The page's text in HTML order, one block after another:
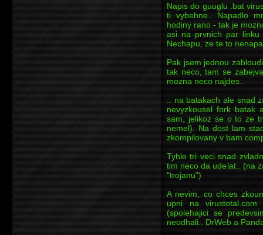
Napis do guuglu .bat
ti vybehne.. Napadlo
hodiny rano - tak je
asi na prvnich par linku
Nechapu, ze te to
Pak jsem jednou
tak neco, tam se
mozna neco najdes..
.. na batakach ale snad
nevyzkousel fork batak
sam, jelikoz se o to ze
nemel). Na dost lam
zkompilovany v bam
Tyhle tri veci snad
tim neco da udelat.. (na
"trojanu")
A nevim, co chces
upni na
(spolehajici se
neodhali.. DrWeb a